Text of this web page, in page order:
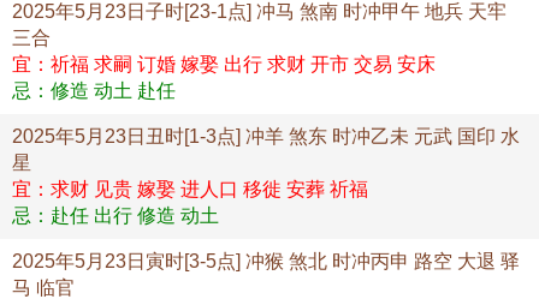
2025年5月23日子时[23-1点] 冲马 煞南 时冲甲午 地兵 天牢
三合
宜：祈福 求嗣 订婚 嫁娶 出行 求财 开市 交易 安床
忌：修造 动土 赴任
2025年5月23日丑时[1-3点] 冲羊 煞东 时冲乙未 元武 国印 水
星
宜：求财 见贵 嫁娶 进人口 移徙 安葬 祈福
忌：赴任 出行 修造 动土
2025年5月23日寅时[3-5点] 冲猴 煞北 时冲丙申 路空 大退 驿
马 临官